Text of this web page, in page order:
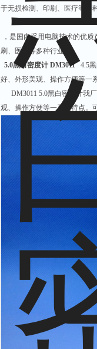
于无损检测、印刷、医疗等多
，是国内采用电脑技术的优
刷、医疗等多种行业
5.0黑白密度计 DM30114.5黑
好、外形美观、操作方便等一
DM3011 5.0黑白密度计我厂
观、操作方便等一系列特点。